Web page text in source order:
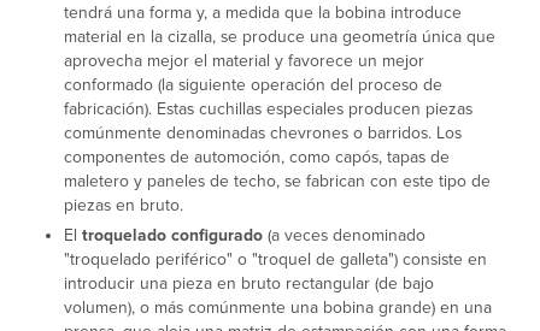
tendrá una forma y, a medida que la bobina introduce
material en la cizalla, se produce una geometría única que
aprovecha mejor el material y favorece un mejor
conformado (la siguiente operación del proceso de
fabricación). Estas cuchillas especiales producen piezas
comúnmente denominadas chevrones o barridos. Los
componentes de automoción, como capós, tapas de
maletero y paneles de techo, se fabrican con este tipo de
piezas en bruto.
El troquelado configurado(a veces denominado
"troquelado periférico" o "troquel de galleta") consiste en
introducir una pieza en bruto rectangular (de bajo
volumen), o más comúnmente una bobina grande) en una